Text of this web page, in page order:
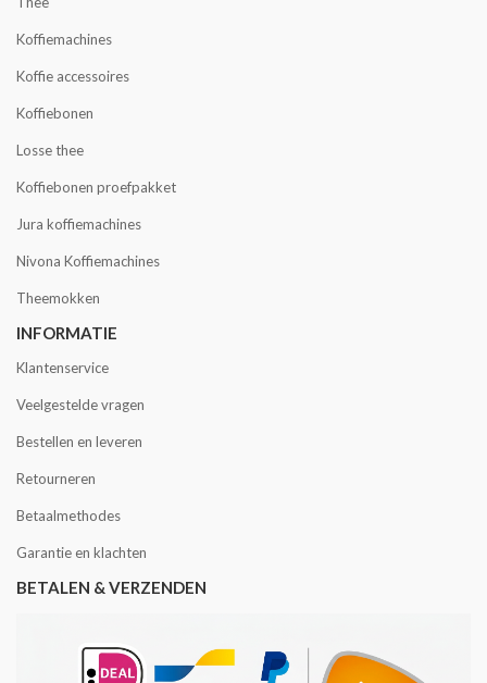
Koffiemachines
Koffie accessoires
Koffiebonen
Losse thee
Koffiebonen proefpakket
Jura koffiemachines
Nivona Koffiemachines
Theemokken
INFORMATIE
Klantenservice
Veelgestelde vragen
Bestellen en leveren
Retourneren
Betaalmethodes
Garantie en klachten
BETALEN & VERZENDEN